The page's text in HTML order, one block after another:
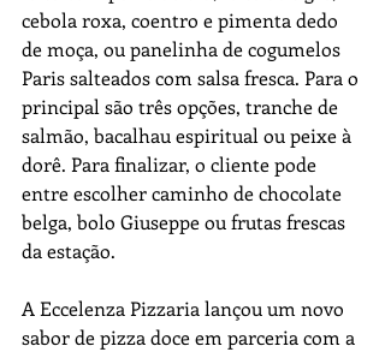
cebola roxa, coentro e pimenta dedo
de moça, ou panelinha de cogumelos
Paris salteados com salsa fresca. Para o
principal são três opções, tranche de
salmão, bacalhau espiritual ou peixe à
dorê. Para finalizar, o cliente pode
entre escolher caminho de chocolate
belga, bolo Giuseppe ou frutas frescas
da estação.
A Eccelenza Pizzaria lançou um novo
sabor de pizza doce em parceria com a